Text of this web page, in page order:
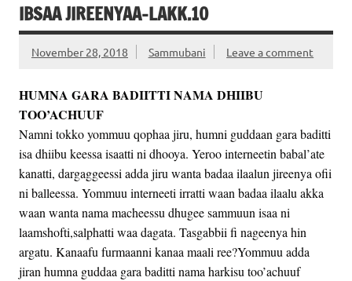
IBSAA JIREENYAA-LAKK.10
November 28, 2018 Sammubani Leave a comment
HUMNA GARA BADIITTI NAMA DHIIBU
TOO’ACHUUF
Namni tokko yommuu qophaa jiru, humni guddaan gara baditti
isa dhiibu keessa isaatti ni dhooya. Yeroo interneetin babal’ate
kanatti, dargaggeessi adda jiru wanta badaa ilaalun jireenya ofii
ni balleessa. Yommuu interneeti irratti waan badaa ilaalu akka
waan wanta nama macheessu dhugee sammuun isaa ni
laamshofti,salphatti waa dagata. Tasgabbii fi nageenya hin
argatu. Kanaafu furmaanni kanaa maali ree?Yommuu adda
jiran humna guddaa gara baditti nama harkisu too’achuuf